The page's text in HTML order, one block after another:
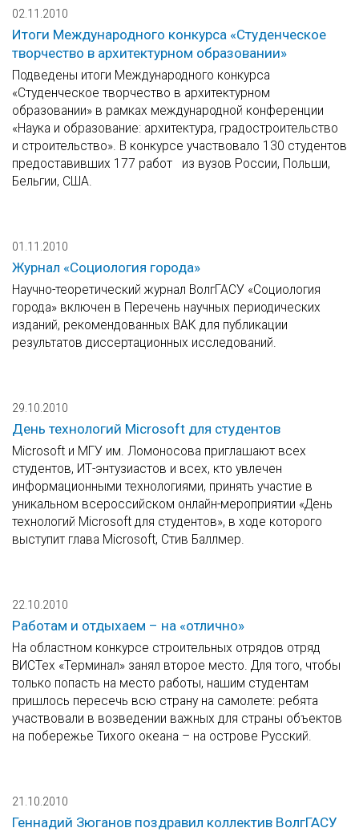
02.11.2010
Итоги Международного конкурса «Студенческое
творчество в архитектурном образовании»
Подведены итоги Международного конкурса
«Студенческое творчество в архитектурном
образовании» в рамках международной конференции
«Наука и образование: архитектура, градостроительство
и строительство». В конкурсе участвовало 130 студентов
предоставивших 177 работ из вузов России, Польши,
Бельгии, США.
01.11.2010
Журнал «Социология города»
Научно-теоретический журнал ВолгГАСУ «Социология
города» включен в Перечень научных периодических
изданий, рекомендованных ВАК для публикации
результатов диссертационных исследований.
29.10.2010
День технологий Microsoft для студентов
Microsoft и МГУ им. Ломоносова приглашают всех
студентов, ИТ-энтузиастов и всех, кто увлечен
информационными технологиями, принять участие в
уникальном всероссийском онлайн-мероприятии «День
технологий Microsoft для студентов», в ходе которого
выступит глава Microsoft, Стив Баллмер.
22.10.2010
Работам и отдыхаем – на «отлично»
На областном конкурсе строительных отрядов отряд
ВИСТех «Терминал» занял второе место. Для того, чтобы
только попасть на место работы, нашим студентам
пришлось пересечь всю страну на самолете: ребята
участвовали в возведении важных для страны объектов
на побережье Тихого океана – на острове Русский.
21.10.2010
Геннадий Зюганов поздравил коллектив ВолгГАСУ